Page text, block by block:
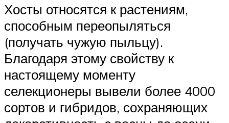
Хосты относятся к растениям,
способным переопыляться
(получать чужую пыльцу).
Благодаря этому свойству к
настоящему моменту
селекционеры вывели более 4000
сортов и гибридов, сохраняющих